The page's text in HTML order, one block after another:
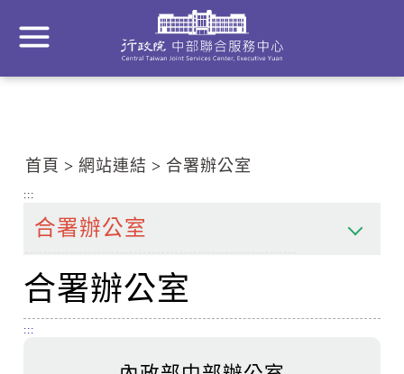
主
Center
block
首頁 網站連結 合署辦公室
:::
合署辦公室
:::